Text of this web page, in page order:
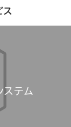
ス
ステム